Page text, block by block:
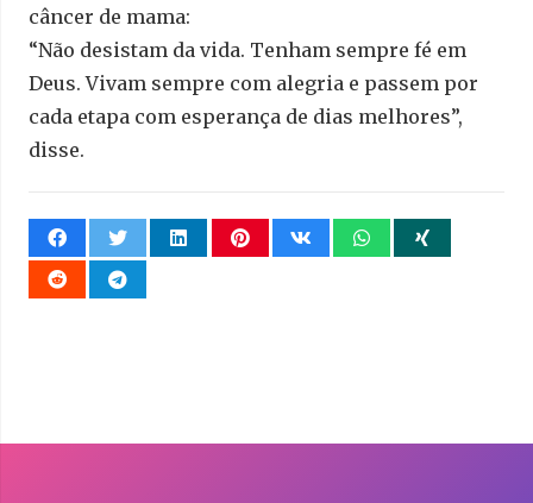
câncer de mama:
“Não desistam da vida. Tenham sempre fé em
Deus. Vivam sempre com alegria e passem por
cada etapa com esperança de dias melhores”,
disse.